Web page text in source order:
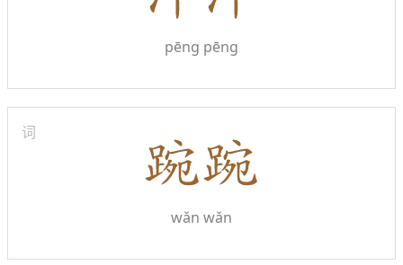
pēng pēng
词
wǎn wǎn